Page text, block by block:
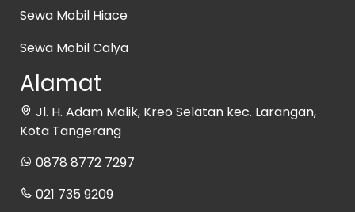
Sewa Mobil Hiace
Sewa Mobil Calya
Alamat
Jl. H. Adam Malik, Kreo Selatan kec. Larangan,
Kota Tangerang
0878 8772 7297
021 735 9209